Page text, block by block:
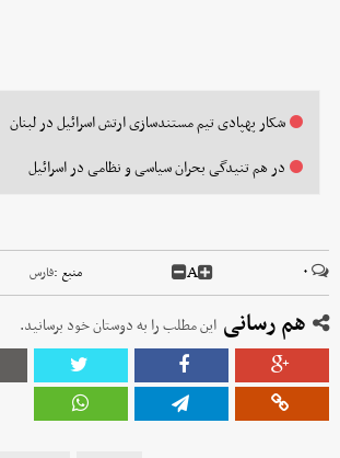
شکار پهپادی تیم مستندسازی ارتش اسرائیل در لبنان
در هم تنیدگی بحران سیاسی و نظامی در اسرائیل
۰ A منبع :فارس
هم رسانی این مطلب را به دوستان خود برسانید.